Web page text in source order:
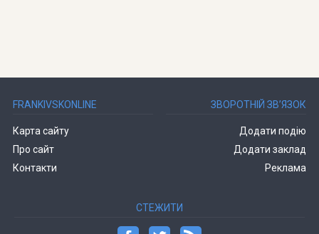
FRANKIVSKONLINE
Карта сайту
Про сайт
Контакти
ЗВОРОТНІЙ ЗВ’ЯЗОК
Додати подію
Додати заклад
Реклама
СТЕЖИТИ